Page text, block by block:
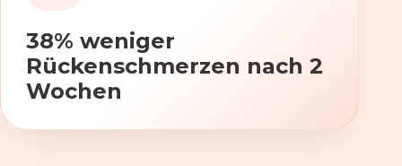
38% weniger
Rückenschmerzen nach 2
Wochen